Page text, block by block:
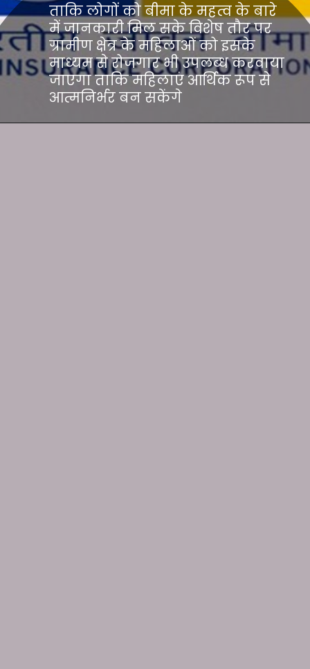
ताकि लोगों को बीमा के महत्व के बारे
में जानकारी मिल सके विशेष तौर पर
ग्रामीण क्षेत्र के महिलाओं को इसके
माध्यम से रोजगार भी उपलब्ध करवाया
जाएगा ताकि महिलाएं आर्थिक रूप से
आत्मनिर्भर बन सकेंगे